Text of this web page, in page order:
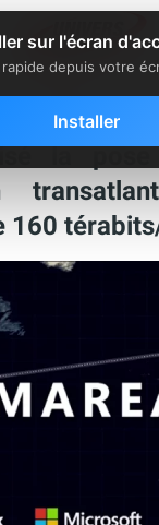
la pose
160
sur l'écran
depuis votre
Installer